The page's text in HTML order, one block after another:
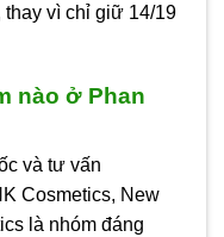
vì chỉ giữ 14/19
nào ở Phan
và tư vấn
Cosmetics, New
là nhóm đáng